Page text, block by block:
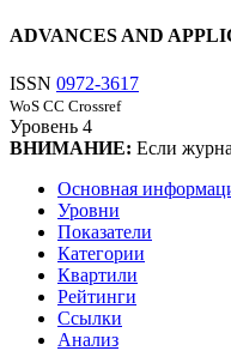
ADVANCES AND
ISSN 0972-3617
WoS CC Crossref
Уровень 4
ВНИМАНИЕ: Если
Основная
Уровни
Показатели
Категории
Квартили
Рейтинги
Ссылки
Анализ